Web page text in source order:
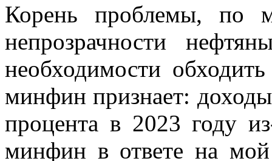
Корень проблемы, по
непрозрачности
необходимости
минфин признает:
процента в 2023 году
минфин в ответе на мой